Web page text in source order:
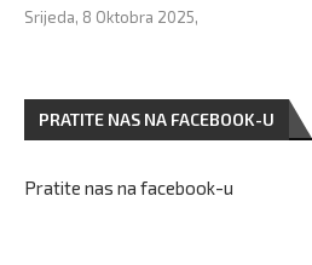
Srijeda, 8 Oktobra 2025,
PRATITE NAS NA FACEBOOK-U
Pratite nas na facebook-u